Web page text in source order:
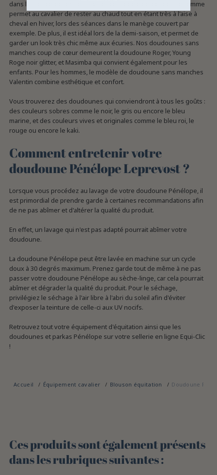
dans le monde équestre. En effet, ce modèle de doudoune Femme
permet au cavalier de rester au chaud tout en étant très à l'aise à
cheval en hiver, lors des séances dans le manège couvert par
exemple. De plus, il est idéal lors de la demi-saison, et permet de
garder un look très chic même aux écuries. Nos doudounes sans
manches coup de cœur demeurent la doudoune Roger, Young
Roge noir glitter, et Masimba qui convient également pour les
enfants. Pour les hommes, le modèle de doudoune sans manches
Valentin combine esthétique et confort.
Vous trouverez des doudounes qui conviendront à tous les goûts :
des couleurs sobres comme le noir, le gris ou encore le bleu
marine, et des couleurs vives et originales comme le bleu roi, le
rouge ou encore le kaki.
Comment entretenir votre
doudoune Pénélope Leprevost ?
Lorsque vous procédez au lavage de votre doudoune Pénélope, il
est primordial de prendre garde à certaines recommandations afin
de ne pas abîmer et d'altérer la qualité du produit.
En effet, un lavage qui n'est pas adapté pourrait abîmer votre
doudoune.
La doudoune Pénélope peut être lavée en machine sur un cycle
doux à 30 degrés maximum. Prenez garde tout de même à ne pas
passer votre doudoune Pénélope au sèche-linge, car cela pourrait
abîmer et dégrader la qualité du produit. Pour le séchage,
privilégiez le séchage à l'air libre à l'abri du soleil afin d'éviter
d'exposer la teinture de celle-ci aux UV nocifs.
Retrouvez tout votre équipement d'équitation ainsi que les
doudounes et parkas Pénélope sur votre sellerie en ligne Equi-Clic
!
Accueil Équipement cavalier Blouson équitation Doudoune
Ces produits sont également présents
dans les rubriques suivantes :